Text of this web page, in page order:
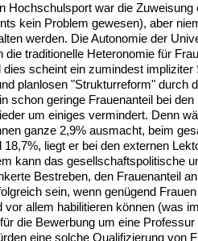
Hochschulsport war die Zuweisung
kein Problem gewesen), aber
werden. Die Autonomie der
die traditionelle Heteronomie für
dies scheint ein zumindest
planlosen "Strukturreform" durch
schon geringe Frauenanteil bei den
um einiges vermindert. Denn
ganze 2,9% ausmacht, beim
18,7%, liegt er bei den externen
kann das gesellschaftspolitische
Bestreben, den Frauenanteil
sein, wenn genügend
vor allem habilitieren können (was
die Bewerbung um eine
eine solche Qualifizierung von